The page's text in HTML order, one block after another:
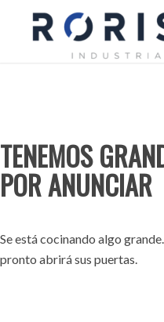
TENEMOS
POR ANUNCIAR
Se está cocinando algo
pronto abrirá sus puertas.